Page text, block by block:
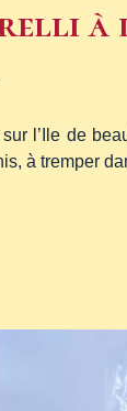
à
l’Ile de
à tremper